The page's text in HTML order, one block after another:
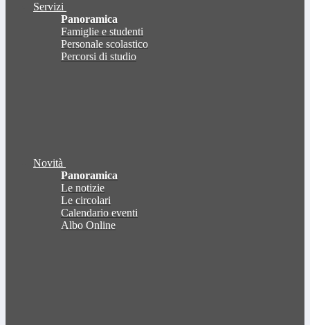
Servizi
Panoramica
Famiglie e studenti
Personale scolastico
Percorsi di studio
Novità
Panoramica
Le notizie
Le circolari
Calendario eventi
Albo Online